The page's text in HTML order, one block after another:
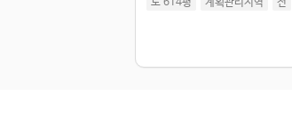
토 614평 계획관리지역 전